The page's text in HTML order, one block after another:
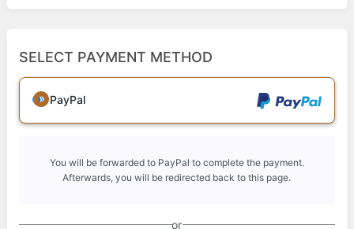
SELECT PAYMENT METHOD
PayPal
You will be forwarded to PayPal to complete the payment.
Afterwards, you will be redirected back to this page.
or